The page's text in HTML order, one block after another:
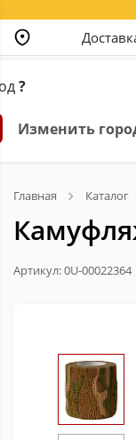
?
ИзменитьМагазин
Главная Каталог
Артикул: 0U-00022364